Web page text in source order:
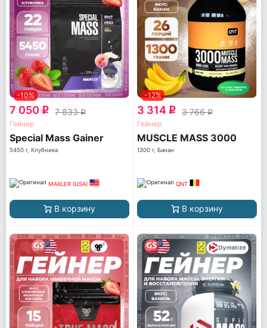
-10%
7 050 q 7 833q
Гейнер
Special Mass Gainer
5450 г, Клубника
MAXLER (USA)
В корзину
-12%
3 314 q 3 766q
Гейнер
MUSCLE MASS 3000
1300 г, Банан
QNT
В корзину